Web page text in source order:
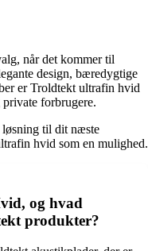
når det kommer til
design, bæredygtige
er Troldtekt ultrafin hvid
forbrugere.
til dit næste
hvid som en mulighed.
og hvad
produkter?